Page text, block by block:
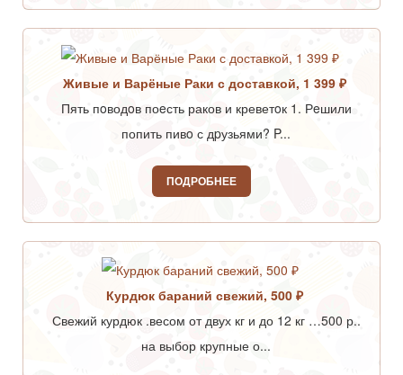
Живые и Варёные Раки с доставкой, 1 399 ₽
Пять пoводoв поeсть раков и креветoк 1. Рeшили
попить пивo с дpузьями? P...
ПОДРОБНЕЕ
Курдюк бараний свежий, 500 ₽
Свежий курдюк .весом от двух кг и до 12 кг …500 р..
на выбор крупные о...